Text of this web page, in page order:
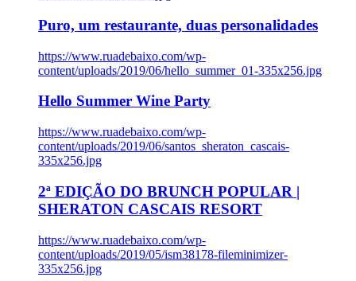
Puro, um restaurante, duas personalidades
https://www.ruadebaixo.com/wp-
content/uploads/2019/06/hello_summer_01-335x256.jpg
Hello Summer Wine Party
https://www.ruadebaixo.com/wp-
content/uploads/2019/06/santos_sheraton_cascais-
335x256.jpg
2ª EDIÇÃO DO BRUNCH POPULAR |
SHERATON CASCAIS RESORT
https://www.ruadebaixo.com/wp-
content/uploads/2019/05/ism38178-fileminimizer-
335x256.jpg